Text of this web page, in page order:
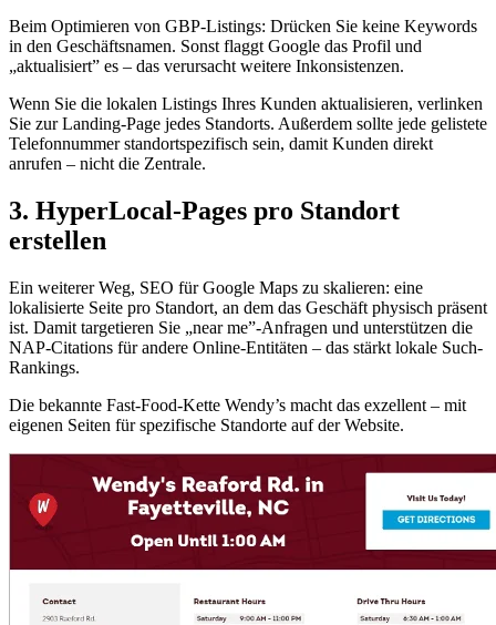
Beim Optimieren von GBP-Listings: Drücken Sie keine Keywords
in den Geschäftsnamen. Sonst flaggt Google das Profil und
„aktualisiert” es – das verursacht weitere Inkonsistenzen.
Wenn Sie die lokalen Listings Ihres Kunden aktualisieren, verlinken
Sie zur Landing-Page jedes Standorts. Außerdem sollte jede gelistete
Telefonnummer standortspezifisch sein, damit Kunden direkt
anrufen – nicht die Zentrale.
3. HyperLocal-Pages pro Standort
erstellen
Ein weiterer Weg, SEO für Google Maps zu skalieren: eine
lokalisierte Seite pro Standort, an dem das Geschäft physisch präsent
ist. Damit targetieren Sie „near me”-Anfragen und unterstützen die
NAP-Citations für andere Online-Entitäten – das stärkt lokale Such-
Rankings.
Die bekannte Fast-Food-Kette Wendy’s macht das exzellent – mit
eigenen Seiten für spezifische Standorte auf der Website.